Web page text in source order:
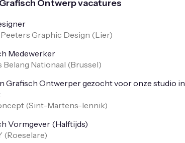
Ontwerp vacatures
Graphic Design (Lier)
Medewerker
Belang Nationaal (Brussel)
Grafisch Ontwerper gezocht voor onze studio in
(Sint-Martens-lennik)
Vormgever (Halftijds)
(Roeselare)